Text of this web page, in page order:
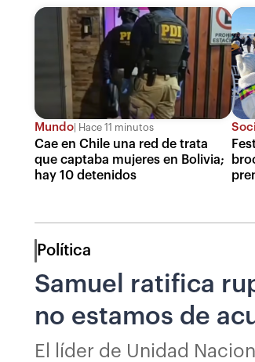
Mundo Hace 11 minutos
Cae en Chile una red de trata
que captaba mujeres en Bolivia;
hay 10 detenidos
Política
Samuel ratifica
no estamos de
El líder de Unidad